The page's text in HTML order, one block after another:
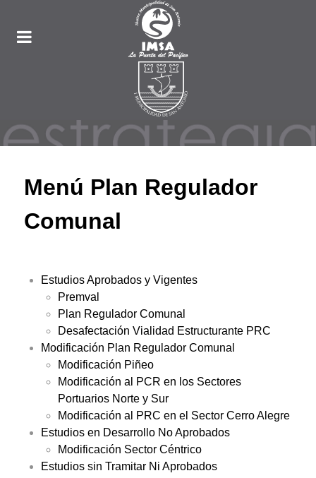
Menú Plan Regulador
Comunal
Estudios Aprobados y Vigentes
Premval
Plan Regulador Comunal
Desafectación Vialidad Estructurante PRC
Modificación Plan Regulador Comunal
Modificación Piñeo
Modificación al PCR en los Sectores
Portuarios Norte y Sur
Modificación al PRC en el Sector Cerro Alegre
Estudios en Desarrollo No Aprobados
Modificación Sector Céntrico
Estudios sin Tramitar Ni Aprobados